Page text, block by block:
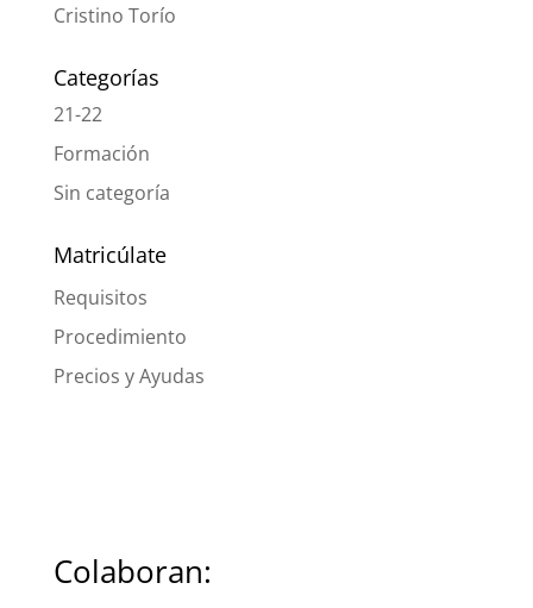
Cristino Torío
Categorías
21-22
Formación
Sin categoría
Matricúlate
Requisitos
Procedimiento
Precios y Ayudas
Colaboran: